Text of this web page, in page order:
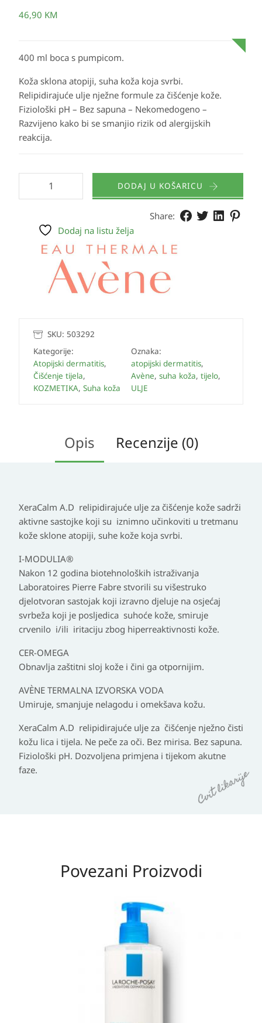
46,90 KM
400 ml boca s pumpicom.
Koža sklona atopiji, suha koža koja svrbi.
Relipidirajuće ulje nježne formule za čišćenje kože.
Fiziološki pH – Bez sapuna – Nekomedogeno –
Razvijeno kako bi se smanjio rizik od alergijskih
reakcija.
DODAJ U KOŠARICU
Share:
Dodaj na listu želja
SKU: 503292
Kategorije:
Atopijski dermatitis,
Čišćenje tijela,
KOZMETIKA, Suha koža
Oznaka:
atopijski dermatitis,
Avène, suha koža, tijelo,
ULJE
Opis Recenzije (0)
XeraCalm A.D relipidirajuće ulje za čišćenje kože sadrži
aktivne sastojke koji su iznimno učinkoviti u tretmanu
kože sklone atopiji, suhe kože koja svrbi.
I-MODULIA®
Nakon 12 godina biotehnoloških istraživanja
Laboratoires Pierre Fabre stvorili su višestruko
djelotvoran sastojak koji izravno djeluje na osjećaj
svrbeža koji je posljedica suhoće kože, smiruje
crvenilo i/ili iritaciju zbog hiperreaktivnosti kože.
CER-OMEGA
Obnavlja zaštitni sloj kože i čini ga otpornijim.
AVÈNE TERMALNA IZVORSKA VODA
Umiruje, smanjuje nelagodu i omekšava kožu.
XeraCalm A.D relipidirajuće ulje za čišćenje nježno čisti
kožu lica i tijela. Ne peče za oči. Bez mirisa. Bez sapuna.
Fiziološki pH. Dozvoljena primjena i tijekom akutne
faze.
Povezani Proizvodi